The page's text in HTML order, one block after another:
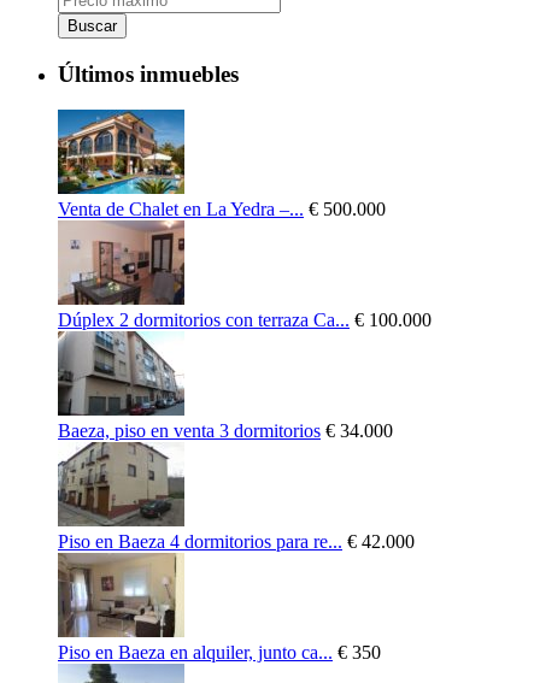
Buscar
Últimos inmuebles
Venta de Chalet en La Yedra –... € 500.000
Dúplex 2 dormitorios con terraza Ca... € 100.000
Baeza, piso en venta 3 dormitorios € 34.000
Piso en Baeza 4 dormitorios para re... € 42.000
Piso en Baeza en alquiler, junto ca... € 350